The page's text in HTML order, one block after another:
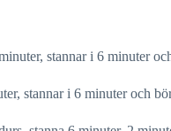
stannar i 6 minuter
stannar i 6 minuter och